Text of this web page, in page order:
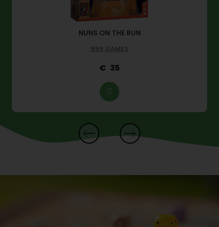
NUNS ON THE RUN
999 GAMES
35